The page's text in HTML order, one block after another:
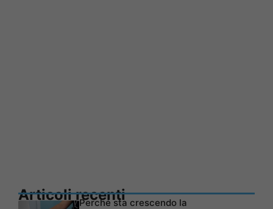
Articoli recentiPerché sta crescendo la